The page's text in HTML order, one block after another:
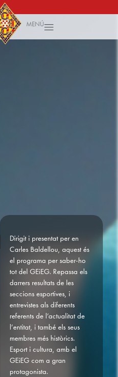
MENÚ
ma
Dirigit i presentat per en
Carles Baldellou, aquest és
el programa per saber-ho
tot del GEiEG. Repassa els
darrers resultats de les
seccions esportives, i
entrevistes als diferents
referents de l’actualitat de
l’entitat, i també els seus
membres més històrics.
Esport i cultura, amb el
GEiEG com a gran
protagonista.